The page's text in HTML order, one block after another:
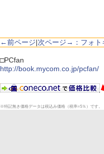
←前ページ|次ページ→：フォト
□PCfan
http://book.mycom.co.jp/pcfan/
※特記無き価格データは税込み価格（税率=5％）です。